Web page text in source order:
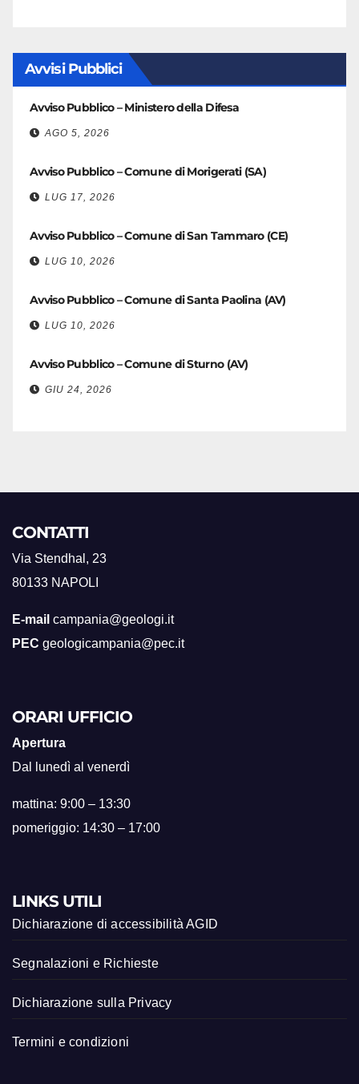
Avvisi Pubblici
Avviso Pubblico – Ministero della Difesa
AGO 5, 2026
Avviso Pubblico – Comune di Morigerati (SA)
LUG 17, 2026
Avviso Pubblico – Comune di San Tammaro (CE)
LUG 10, 2026
Avviso Pubblico – Comune di Santa Paolina (AV)
LUG 10, 2026
Avviso Pubblico – Comune di Sturno (AV)
GIU 24, 2026
CONTATTI
Via Stendhal, 23
80133 NAPOLI
E-mail campania@geologi.it
PEC geologicampania@pec.it
ORARI UFFICIO
Apertura
Dal lunedì al venerdì
mattina: 9:00 – 13:30
pomeriggio: 14:30 – 17:00
LINKS UTILI
Dichiarazione di accessibilità AGID
Segnalazioni e Richieste
Dichiarazione sulla Privacy
Termini e condizioni